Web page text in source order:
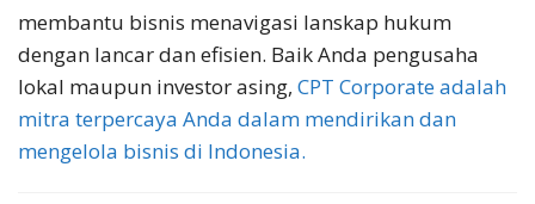
membantu bisnis menavigasi lanskap hukum
dengan lancar dan efisien. Baik Anda pengusaha
lokal maupun investor asing, CPT Corporate adalah
mitra terpercaya Anda dalam mendirikan dan
mengelola bisnis di Indonesia.